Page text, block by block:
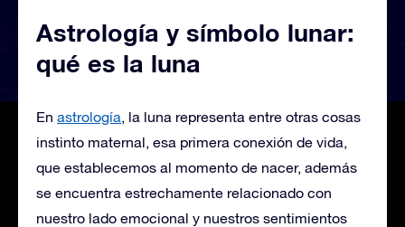
Astrología y símbolo lunar:
qué es la luna
En astrología, la luna representa entre otras cosas
instinto maternal, esa primera conexión de vida,
que establecemos al momento de nacer, además
se encuentra estrechamente relacionado con
nuestro lado emocional y nuestros sentimientos